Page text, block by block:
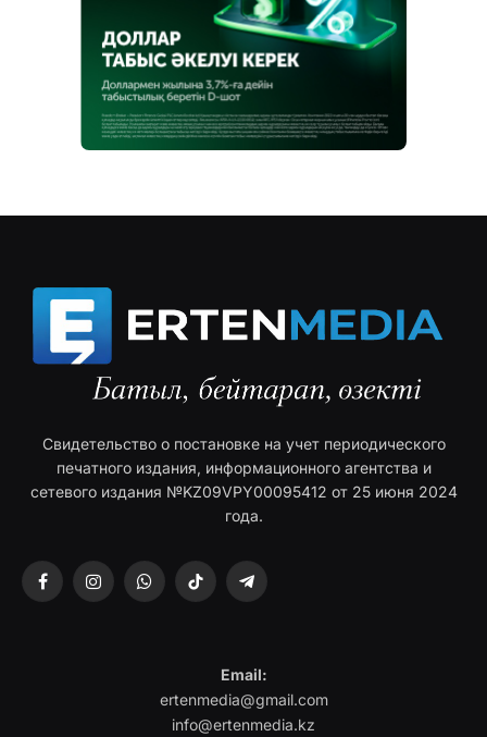
Свидетельство о постановке на учет периодического
печатного издания, информационного агентства и
сетевого издания №KZ09VPY00095412 от 25 июня 2024
года.
FacebookInstagramWhatsAppTikTok Telegram
Email:
ertenmedia@gmail.com
info@ertenmedia.kz